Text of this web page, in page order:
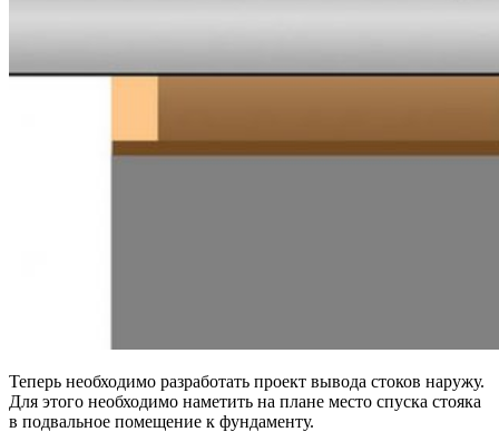
Теперь необходимо разработать проект вывода стоков наружу.
Для этого необходимо наметить на плане место спуска стояка
в подвальное помещение к фундаменту.